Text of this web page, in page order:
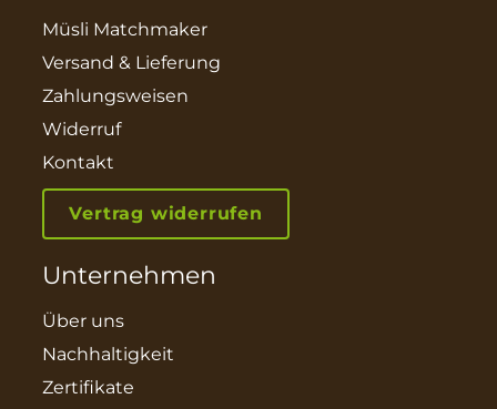
Müsli Matchmaker
Versand & Lieferung
Zahlungsweisen
Widerruf
Kontakt
Vertrag widerrufen
Unternehmen
Über uns
Nachhaltigkeit
Zertifikate